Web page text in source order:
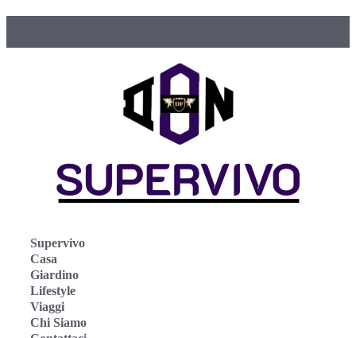
Supervivo
Casa
Giardino
Lifestyle
Viaggi
Chi Siamo